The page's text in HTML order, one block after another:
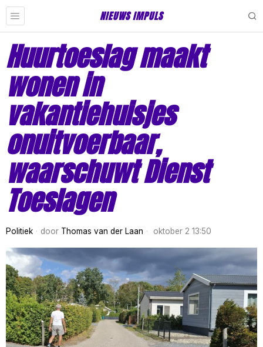
NIEUWS IMPULS
Huurtoeslag maakt
wonen in
vakantiehuisjes
onuitvoerbaar,
waarschuwt Dienst
Toeslagen
Politiek door Thomas van der Laan oktober 2 13:50